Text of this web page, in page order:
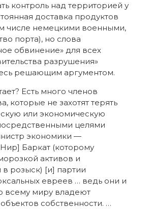
контроль над территорией у
доставка продуктов
числе немецкими военными,
порта), но слова
обвинение» для всех
разрушения»
решающим аргументом.
Есть много членов
которые не захотят терять
или экономическую
целями
экономики —
Баркат (которому
активов и
розыск) [и] партии
евреев … ведь они и
всему миру владеют
собственности. …